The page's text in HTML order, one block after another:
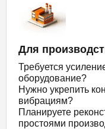
Для
Требуется
оборудование?
Нужно укрепить
вибрациям?
Планируете
простоями